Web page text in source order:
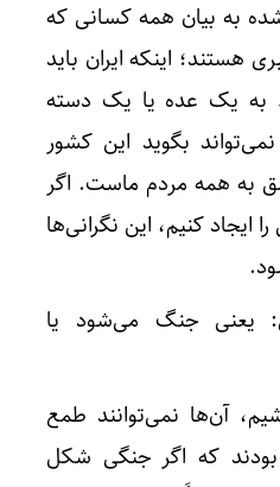
به بیان همه کسانی که
هستند؛ اینکه ایران باید
به یک عده یا یک دسته
بگوید این کشور
به همه مردم ماست. اگر
ایجاد کنیم، این نگرانی‌ها
یعنی جنگ می‌شود یا
آن‌ها نمی‌توانند طمع
که اگر جنگی شکل